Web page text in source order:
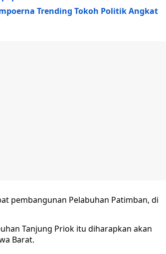
Trending Tokoh Politik Angkat
pembangunan Pelabuhan Patimban, di
Tanjung Priok itu diharapkan akan
Barat.